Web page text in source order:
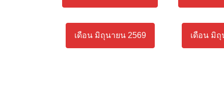
เดือน มิถุนายน 2569 เดือน มิถุ